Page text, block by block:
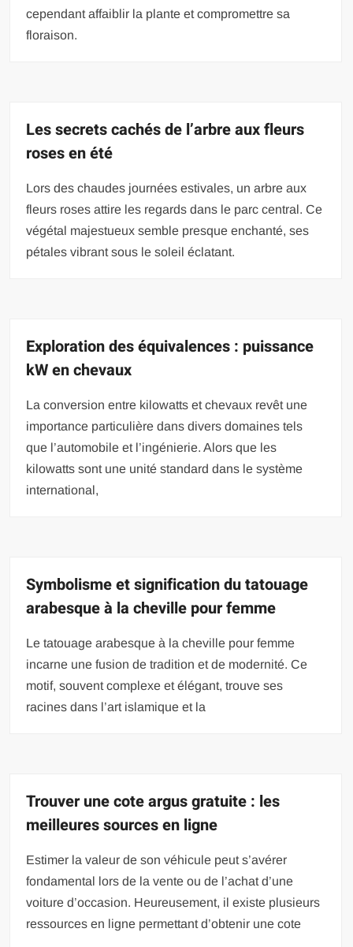
cependant affaiblir la plante et compromettre sa
floraison.
Les secrets cachés de l’arbre aux fleurs
roses en été
Lors des chaudes journées estivales, un arbre aux
fleurs roses attire les regards dans le parc central. Ce
végétal majestueux semble presque enchanté, ses
pétales vibrant sous le soleil éclatant.
Exploration des équivalences : puissance
kW en chevaux
La conversion entre kilowatts et chevaux revêt une
importance particulière dans divers domaines tels
que l’automobile et l’ingénierie. Alors que les
kilowatts sont une unité standard dans le système
international,
Symbolisme et signification du tatouage
arabesque à la cheville pour femme
Le tatouage arabesque à la cheville pour femme
incarne une fusion de tradition et de modernité. Ce
motif, souvent complexe et élégant, trouve ses
racines dans l’art islamique et la
Trouver une cote argus gratuite : les
meilleures sources en ligne
Estimer la valeur de son véhicule peut s’avérer
fondamental lors de la vente ou de l’achat d’une
voiture d’occasion. Heureusement, il existe plusieurs
ressources en ligne permettant d’obtenir une cote